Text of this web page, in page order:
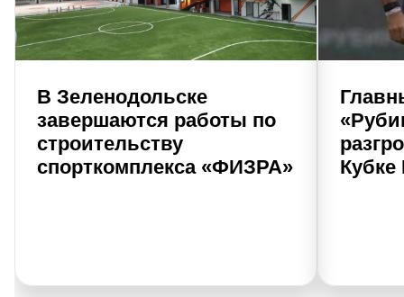
В Зеленодольске
завершаются работы по
строительству
спорткомплекса «ФИЗРА»
Кубке